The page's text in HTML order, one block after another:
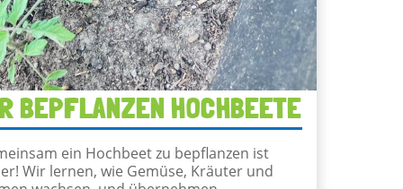
BEPFLANZEN HOCHBEETE
ein Hochbeet zu bepflanzen ist
Wir lernen, wie Gemüse, Kräuter und